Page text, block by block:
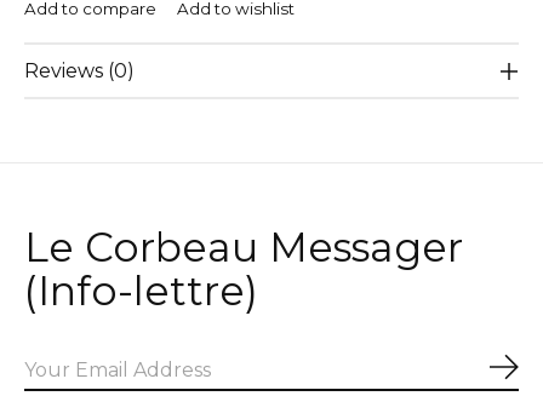
Add to compare Add to wishlist
Reviews (0)
Le Corbeau Messager
(Info-lettre)